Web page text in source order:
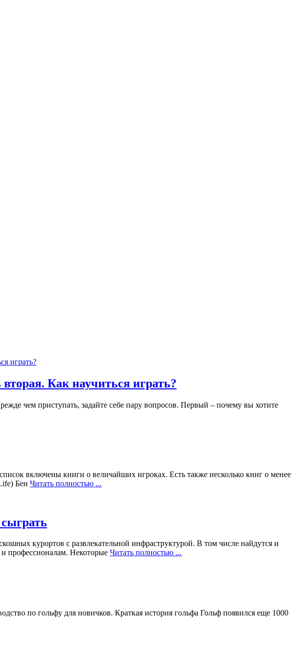
Как научиться играть?
чем приступать, задайте себе пару вопросов. Первый – почему вы хотите
включены книги о величайших игроках. Есть также несколько книг о менее
Бен Читать полностью ...
курортов с развлекательной инфраструктурой. В том числе найдутся и
профессионалам. Некоторые Читать полностью ...
по гольфу для новичков. Краткая история гольфа Гольф появился еще 1000